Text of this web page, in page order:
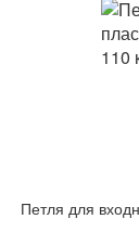
Петля для